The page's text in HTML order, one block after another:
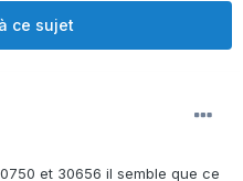
ce sujet
et 30656 il semble que ce